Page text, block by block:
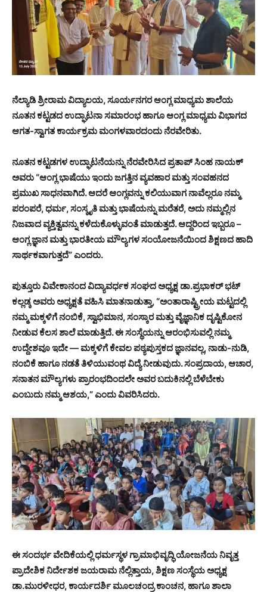
ನೆಲ್ಯಾಡಿ ಶ್ರೀರಾಮ ವಿದ್ಯಾಲಯ, ಸೂರ್ಯನಗರ ಆಂಗ್ಲ ಮಾಧ್ಯಮ ಶಾಲೆಯ
ನೂತನ ಕಟ್ಟಡದ ಉದ್ಘಾಟನಾ ಸಮಾರಂಭ ಹಾಗೂ ಆಂಗ್ಲ ಮಾಧ್ಯಮ ವಿಭಾಗದ
ಆಗತ-ಸ್ವಾಗತ ಕಾರ್ಯಕ್ರಮ ಮಂಗಳವಾರದಂದು ನೆರವೇರಿತು.
ನೂತನ ಕಟ್ಟಡಗಳ ಉದ್ಘಾಟನೆಯನ್ನು ನೆರವೇರಿಸಿದ ಪ್ರತಾಪ್ ಸಿಂಹ ನಾಯಕ್
ಅವರು “ಆಂಗ್ಲ ಭಾಷೆಯು ಇಂದು ಜಗತ್ತಿನ ವ್ಯವಹಾರ ಮತ್ತು ಸಂವಹನದ
ಪ್ರಮುಖ ಸಾಧನವಾಗಿದೆ. ಆದರೆ ಆಂಗ್ಲವನ್ನು ಕಲಿಯುವಾಗ ನಾವೆಲ್ಲರೂ ನಮ್ಮ
ಪರಂಪರೆ, ಧರ್ಮ, ಸಂಸ್ಕೃತಿ ಮತ್ತು ಭಾಷೆಯನ್ನು ಮರೆತರೆ, ಅದು ನಮ್ಮಲ್ಲಿನ
ನಿಜವಾದ ವ್ಯಕ್ತಿತ್ವವನ್ನು ಕಳೆದುಕೊಳ್ಳುವಂತೆ ಮಾಡುತ್ತದೆ. ಆದ್ದರಿಂದ ಇಬ್ಬರೂ –
ಆಂಗ್ಲ ಜ್ಞಾನ ಮತ್ತು ಭಾರತೀಯ ಮೌಲ್ಯಗಳ ಸಂಯೋಜನೆಯಿಂದ ಶಿಕ್ಷಣದ ಹಾದಿ
ಸಾರ್ಥಕವಾಗುತ್ತದೆ” ಎಂದರು.
ಪುತ್ತೂರು ವಿವೇಕಾನಂದ ವಿದ್ಯಾವರ್ಧಕ ಸಂಘದ ಅಧ್ಯಕ್ಷ ಡಾ.ಪ್ರಭಾಕರ್ ಭಟ್
ಕಲ್ಲಡ್ಕ ಅವರು ಅಧ್ಯಕ್ಷತೆ ವಹಿಸಿ ಮಾತನಾಡುತ್ತಾ, “ಅಂತಾರಾಷ್ಟ್ರೀಯ ಮಟ್ಟದಲ್ಲಿ
ನಮ್ಮ ಮಕ್ಕಳಿಗೆ ನಂಬಿಕೆ, ಸ್ವಾಭಿಮಾನ, ಸಂಸ್ಕಾರ ಮತ್ತು ವೈಜ್ಞಾನಿಕ ದೃಷ್ಟಿಕೋನ
ನೀಡುವ ಕೆಲಸ ಶಾಲೆ ಮಾಡುತ್ತಿದೆ. ಈ ಸಂಸ್ಥೆಯನ್ನು ಆರಂಭಿಸುವಲ್ಲಿ ನಮ್ಮ
ಉದ್ದೇಶವೂ ಇದೇ — ಮಕ್ಕಳಿಗೆ ಕೇವಲ ಪಠ್ಯಪುಸ್ತಕದ ಜ್ಞಾನವಲ್ಲ, ನಾಡು-ನುಡಿ,
ನಂಬಿಕೆ ಹಾಗೂ ನಡತೆ ತಿಳಿಯುವಂಥ ವಿದ್ಯೆ ನೀಡುವುದು. ಸಂಪ್ರದಾಯ, ಆಚಾರ,
ಸನಾತನ ಮೌಲ್ಯಗಳು ಪ್ರಾರಂಭದಿಂದಲೇ ಅವರ ಬದುಕಿನಲ್ಲಿ ಬೆಳೆಬೇಕು
ಎಂಬುದು ನಮ್ಮ ಆಶಯ,” ಎಂದು ವಿವರಿಸಿದರು.
ಈ ಸಂದರ್ಭ ವೇದಿಕೆಯಲ್ಲಿ ಧರ್ಮಸ್ಥಳ ಗ್ರಾಮಾಭಿವೃದ್ಧಿ ಯೋಜನೆಯ ನಿವೃತ್ತ
ಪ್ರಾದೇಶಿಕ ನಿರ್ದೇಶಕ ಜಯರಾಮ ನೆಲ್ಲಿತ್ತಾಯ, ಶಿಕ್ಷಣ ಸಂಸ್ಥೆಯ ಅಧ್ಯಕ್ಷ
ಡಾ.ಮುರಳೀಧರ, ಕಾರ್ಯದರ್ಶಿ ಮೂಲಚಂದ್ರ ಕಾಂಚನ, ಹಾಗೂ ಶಾಲಾ